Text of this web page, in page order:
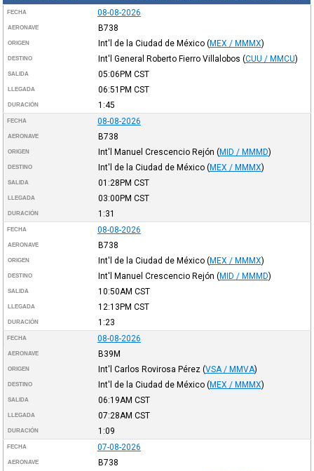
FECHA 08-08-2026
AERONAVE B738
ORIGEN Int'l de la Ciudad de México (MEX / MMMX)
DESTINO Int'l General Roberto Fierro Villalobos (CUU / MMCU)
SALIDA 05:06PM CST
LLEGADA 06:51PM CST
DURACIÓN 1:45
FECHA 08-08-2026
AERONAVE B738
ORIGEN Int'l Manuel Crescencio Rejón (MID / MMMD)
DESTINO Int'l de la Ciudad de México (MEX / MMMX)
SALIDA 01:28PM CST
LLEGADA 03:00PM CST
DURACIÓN 1:31
FECHA 08-08-2026
AERONAVE B738
ORIGEN Int'l de la Ciudad de México (MEX / MMMX)
DESTINO Int'l Manuel Crescencio Rejón (MID / MMMD)
SALIDA 10:50AM CST
LLEGADA 12:13PM CST
DURACIÓN 1:23
FECHA 08-08-2026
AERONAVE B39M
ORIGEN Int'l Carlos Rovirosa Pérez (VSA / MMVA)
DESTINO Int'l de la Ciudad de México (MEX / MMMX)
SALIDA 06:19AM CST
LLEGADA 07:28AM CST
DURACIÓN 1:09
FECHA 07-08-2026
AERONAVE B738